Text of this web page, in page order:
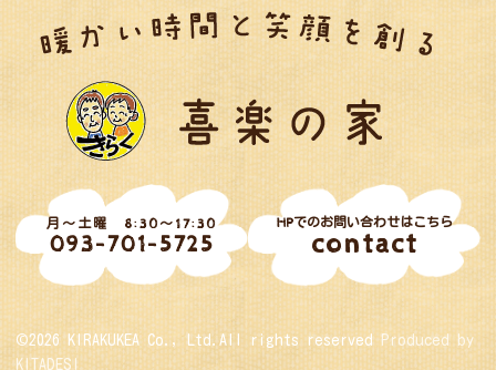
月～土曜 8:30～17:30
093-701-5725
HPでのお問い合わせはこちら
contact
©2026 KIRAKUKEA Co., Ltd.All rights reserved Produced by
KITADESI